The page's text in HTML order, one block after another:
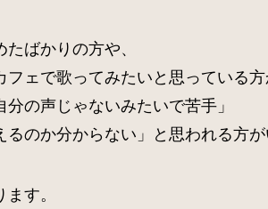
ばかりの方や、
ェで歌ってみたいと思っている方
の声じゃないみたいで苦手」
るのか分からない」と思われる方
す。